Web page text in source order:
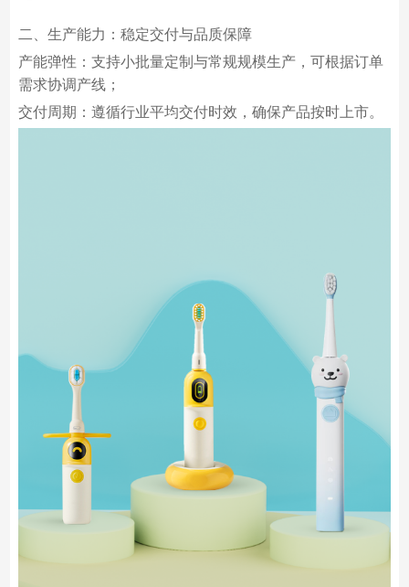
二、生产能力：稳定交付与品质保障
产能弹性：支持小批量定制与常规规模生产，可根据订单
需求协调产线；
交付周期：遵循行业平均交付时效，确保产品按时上市。